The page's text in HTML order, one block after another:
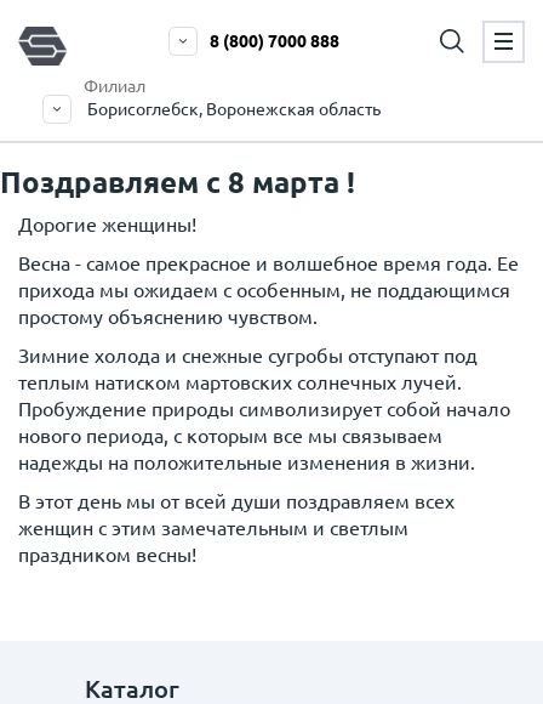
Филиал
Борисоглебск, Воронежская область
8 (800) 7000 888
Поздравляем с 8 марта !
Дорогие женщины!
Весна - самое прекрасное и волшебное время года. Ее
прихода мы ожидаем с особенным, не поддающимся
простому объяснению чувством.
Зимние холода и снежные сугробы отступают под
теплым натиском мартовских солнечных лучей.
Пробуждение природы символизирует собой начало
нового периода, с которым все мы связываем
надежды на положительные изменения в жизни.
В этот день мы от всей души поздравляем всех
женщин с этим замечательным и светлым
праздником весны!
Каталог